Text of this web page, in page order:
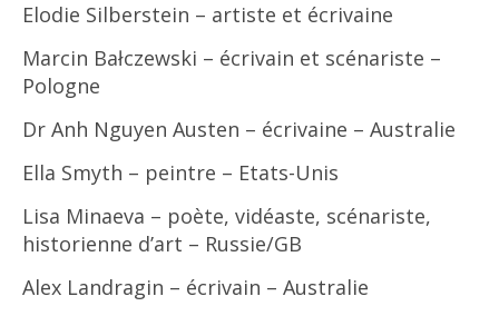
Elodie Silberstein – artiste et écrivaine
Marcin Bałczewski – écrivain et scénariste –
Pologne
Dr Anh Nguyen Austen – écrivaine – Australie
Ella Smyth – peintre – Etats-Unis
Lisa Minaeva – poète, vidéaste, scénariste,
historienne d’art – Russie/GB
Alex Landragin – écrivain – Australie